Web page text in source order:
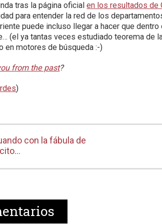
tras la página oficialen los resultados de
para entender la red de los
puede incluso llegar a hacer que
(el ya tantas veces estudiado teorema de
en motores de búsqueda :-)
from the past?
)
con la fábula de